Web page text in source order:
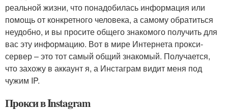
реальной жизни, что понадобилась информация или
помощь от конкретного человека, а самому обратиться
неудобно, и вы просите общего знакомого получить для
вас эту информацию. Вот в мире Интернета прокси-
сервер – это тот самый общий знакомый. Получается,
что захожу в аккаунт я, а Инстаграм видит меня под
чужим IP.
Прокси в Instagram